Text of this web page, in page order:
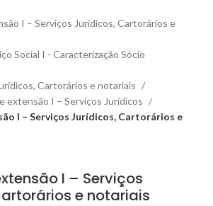
Cartorários e notariais
extensão I – Serviços Jurídicos
I – Serviços Jurídicos, Cartorários e
I – Serviços
e notariais